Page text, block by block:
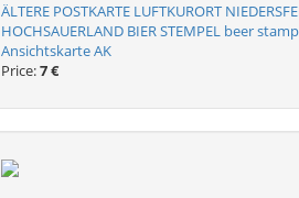
ÄLTERE POSTKARTE LUFTKURORT
HOCHSAUERLAND BIER STEMPEL beer
Ansichtskarte AK
Price:7 €